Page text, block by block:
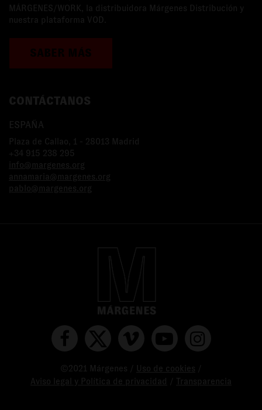
MÁRGENES/WORK, la distribuidora Márgenes Distribución y
nuestra plataforma VOD.
SABER MÁS
CONTÁCTANOS
ESPAÑA
Plaza de Callao, 1 - 28013 Madrid
+34 915 238 295
info@margenes.org
annamaria@margenes.org
pablo@margenes.org
©2021 Márgenes / Uso de cookies
Aviso legal y Política de privacidad
Transparencia